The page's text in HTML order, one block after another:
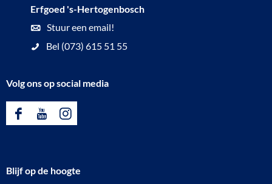
Erfgoed 's-Hertogenbosch
Stuur een email!
Bel (073) 615 51 55
Volg ons op social media
F
e
Y
T
I
t
Blijf op de hoogte